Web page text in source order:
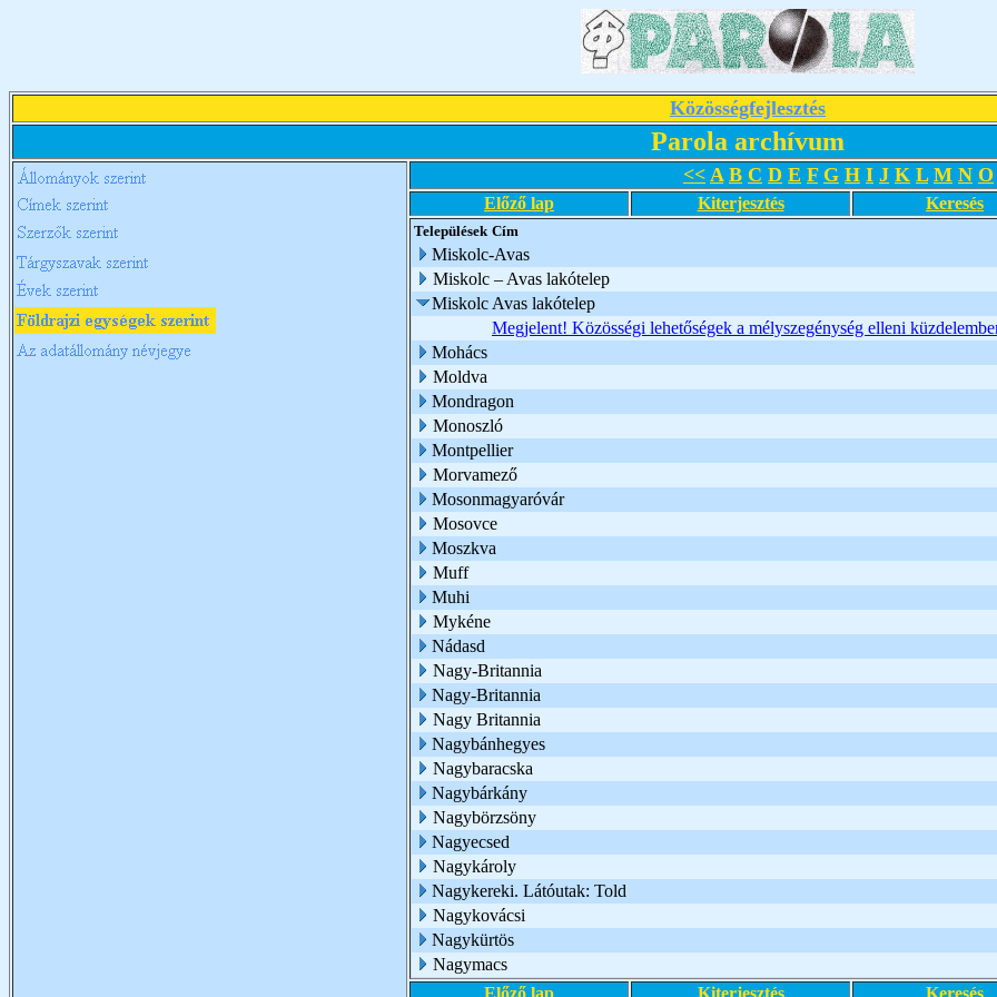
Közösségfejlesztés
Parola archívum
<< A B C D E F G H I J K L M N O
Előző lap Kiterjesztés Keresés
Települések Cím
Miskolc-Avas
Miskolc – Avas lakótelep
Miskolc Avas lakótelep
Megjelent! Közösségi lehetőségek a mélyszegénység elleni
Mohács
Moldva
Mondragon
Monoszló
Montpellier
Morvamező
Mosonmagyaróvár
Mosovce
Moszkva
Muff
Muhi
Mykéne
Nádasd
Nagy-Britannia
Nagy-Britannia
Nagy Britannia
Nagybánhegyes
Nagybaracska
Nagybárkány
Nagybörzsöny
Nagyecsed
Nagykároly
Nagykereki. Látóutak: Told
Nagykovácsi
Nagykürtös
Nagymacs
Előző lap
Kiterjesztés Keresés